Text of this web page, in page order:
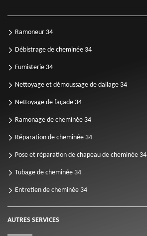
Ramoneur 34
Débistrage de cheminée 34
Fumisterie 34
Nettoyage et démoussage de dallage 34
Nettoyage de façade 34
Ramonage de cheminée 34
Réparation de cheminée 34
Pose et réparation de chapeau de cheminée 34
Tubage de cheminée 34
Entretien de cheminée 34
AUTRES SERVICES